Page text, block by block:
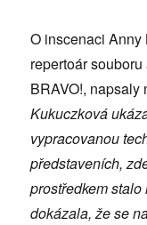
O inscenaci Anny
repertoár
BRAVO!,
Kukuczková
vypracovanou
představeních,
prostředkem
dokázala, že se